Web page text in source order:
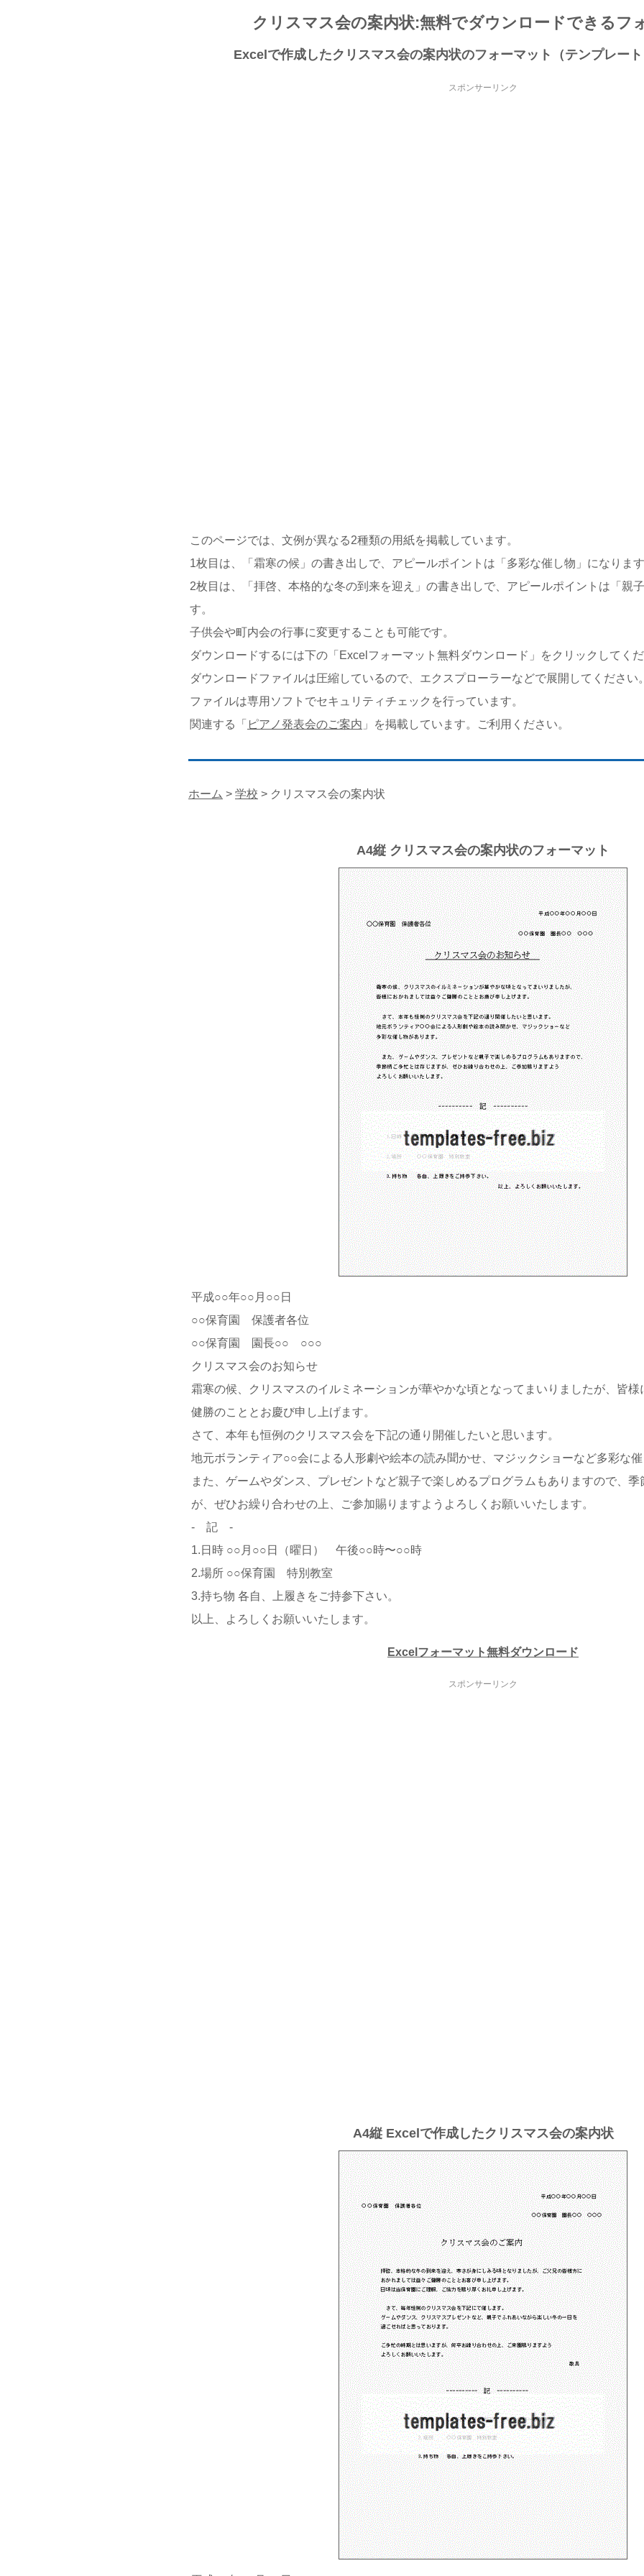
クリスマス会の案内状:無料でダウンロードできるフ
Excelで作成したクリスマス会の案内状のフォーマット（テンプレート
スポンサーリンク
このページでは、文例が異なる2種類の用紙を掲載しています。
1枚目は、「霜寒の候」の書き出しで、アピールポイントは「多彩な催し物」になります
2枚目は、「拝啓、本格的な冬の到来を迎え」の書き出しで、アピールポイントは「親
す。
子供会や町内会の行事に変更することも可能です。
ダウンロードするには下の「Excelフォーマット無料ダウンロード」をクリックしてくだ
ダウンロードファイルは圧縮しているので、エクスプローラーなどで展開してください。
ファイルは専用ソフトでセキュリティチェックを行っています。
関連する「 ピアノ発表会のご案内 」を掲載しています。ご利用ください。
ホーム > 学校 > クリスマス会の案内状
A4縦 クリスマス会の案内状のフォーマット
平成○○年○○月○○日
○○保育園 保護者各位
○○保育園 園長○○ ○○○
クリスマス会のお知らせ
霜寒の候、クリスマスのイルミネーションが華やかな頃となってまいりましたが、皆
健勝のこととお慶び申し上げます。
さて、本年も恒例のクリスマス会を下記の通り開催したいと思います。
地元ボランティア○○会による人形劇や絵本の読み聞かせ、マジックショーなど多彩な催
また、ゲームやダンス、プレゼントなど親子で楽しめるプログラムもありますので、
が、ぜひお繰り合わせの上、ご参加賜りますようよろしくお願いいたします。
- 記 -
1.日時 ○○月○○日（曜日） 午後○○時〜○○時
2.場所 ○○保育園 特別教室
3.持ち物 各自、上履きをご持参下さい。
以上、よろしくお願いいたします。
Excelフォーマット無料ダウンロード
スポンサーリンク
A4縦 Excelで作成したクリスマス会の案内状